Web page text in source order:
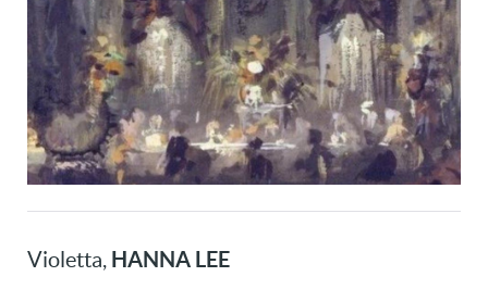
Violetta, HANNA LEE